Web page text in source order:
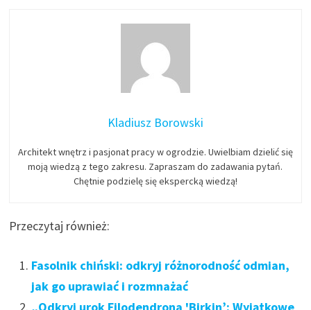
Kladiusz Borowski
Architekt wnętrz i pasjonat pracy w ogrodzie. Uwielbiam dzielić się
moją wiedzą z tego zakresu. Zapraszam do zadawania pytań.
Chętnie podzielę się ekspercką wiedzą!
Przeczytaj również:
Fasolnik chiński: odkryj różnorodność odmian,
jak go uprawiać i rozmnażać